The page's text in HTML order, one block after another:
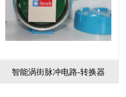
智能涡街脉冲电路-转换器